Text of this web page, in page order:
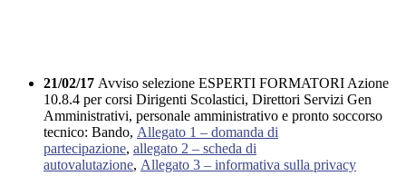
21/02/17 Avviso selezione ESPERTI FORMATORI Azione
10.8.4 per corsi Dirigenti Scolastici, Direttori Servizi Gen
Amministrativi, personale amministrativo e pronto soccorso
tecnico: Bando, Allegato 1 – domanda di
partecipazione, allegato 2 – scheda di
autovalutazione, Allegato 3 – informativa sulla privacy